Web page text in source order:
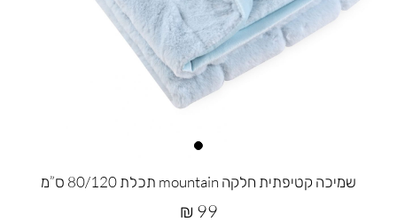
שמיכה קטיפתית חלקה mountain תכלת 80/120 ס”מ
מחיר
99 ₪